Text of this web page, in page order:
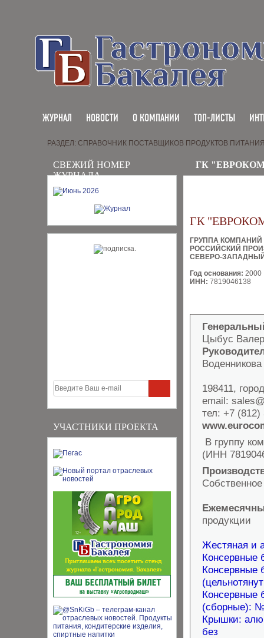
ЖУРНАЛ НОВОСТИ О КОМПАНИИ ТОП-ЛИСТЫ
СВЕЖИЙ НОМЕР
ЖУРНАЛА
УЧАСТНИКИ ПРОЕКТА
РАЗДЕЛ: СПРАВОЧНИК ПОСТАВЩИКОВ ПРОДУКТОВ
ГК
ГК
ГРУППА КОМПАНИЙ
РОССИЙСКИЙ
СЕВЕРО-
Год основания: 2000
ИНН: 7819046138
Цыбус
198411,
email:
тел: +7 (812)
В группу
(ИНН
продукции
Жестяная и
Консервные
Консервные
(сборные):
Крышки:
без